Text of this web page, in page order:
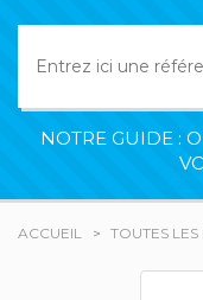
NOTRE GUIDE :
ACCUEIL TOUTES